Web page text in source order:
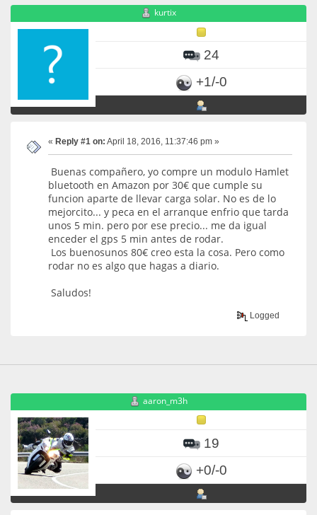
kurtix
24
+1/-0
« Reply #1 on: April 18, 2016, 11:37:46 pm »
Buenas compañero, yo compre un modulo Hamlet
bluetooth en Amazon por 30€ que cumple su
funcion aparte de llevar carga solar. No es de lo
mejorcito... y peca en el arranque enfrio que tarda
unos 5 min. pero por ese precio... me da igual
enceder el gps 5 min antes de rodar.
Los buenosunos 80€ creo esta la cosa. Pero como
rodar no es algo que hagas a diario.
Saludos!
Logged
aaron_m3h
19
+0/-0